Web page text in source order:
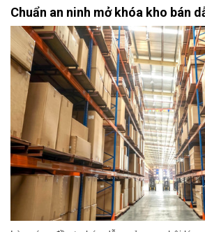
Chuẩn an ninh mở khóa kho bán